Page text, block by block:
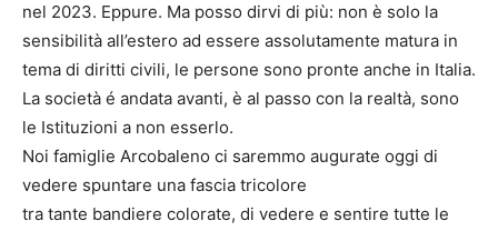
nel 2023. Eppure. Ma posso dirvi di più: non è solo la
sensibilità all’estero ad essere assolutamente matura in
tema di diritti civili, le persone sono pronte anche in Italia.
La società é andata avanti, è al passo con la realtà, sono
le Istituzioni a non esserlo.
Noi famiglie Arcobaleno ci saremmo augurate oggi di
vedere spuntare una fascia tricolore
tra tante bandiere colorate, di vedere e sentire tutte le